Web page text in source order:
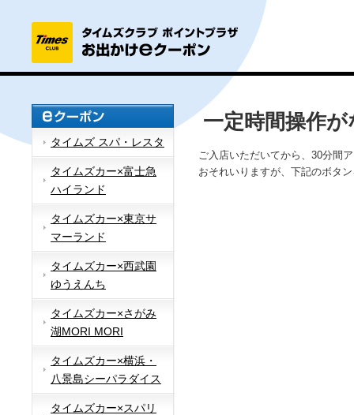
タイムズ スパ・レスタ
タイムズカー×富士急
ハイランド
タイムズカー×東京サ
マーランド
タイムズカー×西武園
ゆうえんち
タイムズカー×さがみ
湖MORI MORI
タイムズカー×横浜・
八景島シーパラダイス
タイムズカー×スパリ
一定時間操作
ご入店いただいてから、30分間
おそれいりますが、下記のボタ